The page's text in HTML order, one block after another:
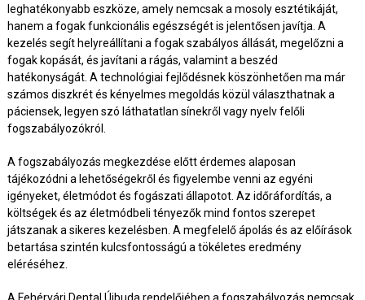
leghatékonyabb eszköze, amely nemcsak a mosoly esztétikáját,
hanem a fogak funkcionális egészségét is jelentősen javítja. A
kezelés segít helyreállítani a fogak szabályos állását, megelőzni a
fogak kopását, és javítani a rágás, valamint a beszéd
hatékonyságát. A technológiai fejlődésnek köszönhetően ma már
számos diszkrét és kényelmes megoldás közül választhatnak a
páciensek, legyen szó láthatatlan sínekről vagy nyelv felőli
fogszabályozókról.
A fogszabályozás megkezdése előtt érdemes alaposan
tájékozódni a lehetőségekről és figyelembe venni az egyéni
igényeket, életmódot és fogászati állapotot. Az időráfordítás, a
költségek és az életmódbeli tényezők mind fontos szerepet
játszanak a sikeres kezelésben. A megfelelő ápolás és az előírások
betartása szintén kulcsfontosságú a tökéletes eredmény
eléréséhez.